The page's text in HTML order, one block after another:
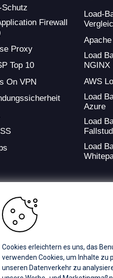
Schutz
Firewall
Proxy
Top 10
On VPN
Load-
Load
NGINX
AWS
Load
Azure
Load
Load
the leading provider of application
Media Coverage
Cookies erleichtern es uns, das
verwenden Cookies, um Inhalte zu
unseren Datenverkehr zu